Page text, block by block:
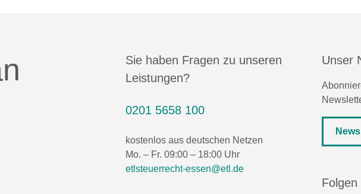
Sie haben Fragen zu unseren
Leistungen?
0201 5658 100
kostenlos aus deutschen Netzen
Mo. – Fr. 09:00 – 18:00 Uhr
etlsteuerrecht-essen@etl.de
Unser
Folgen